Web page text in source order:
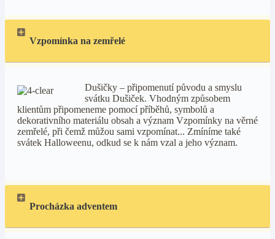
Vzpomínka na zemřelé
Dušičky – připomenutí původu a smyslu
svátku Dušiček. Vhodným způsobem
klientům připomeneme pomocí příběhů, symbolů a
dekorativního materiálu obsah a význam Vzpomínky na věrné
zemřelé, při čemž můžou sami vzpomínat... Zmíníme také
svátek Halloweenu, odkud se k nám vzal a jeho význam.
Procházka adventem